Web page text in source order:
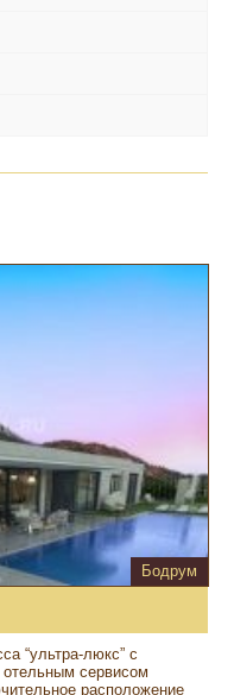
Бодрум
“ультра-люкс” с
сервисом
расположение